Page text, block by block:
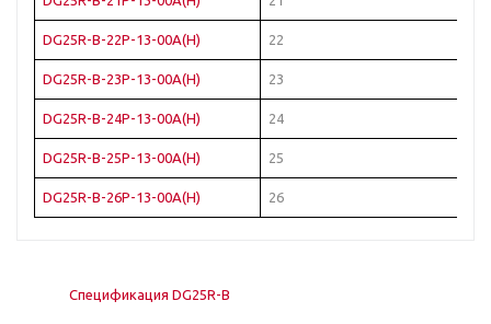
DG25R-B-22P-13-00A(H) 22
DG25R-B-23P-13-00A(H) 23
DG25R-B-24P-13-00A(H) 24
DG25R-B-25P-13-00A(H) 25
DG25R-B-26P-13-00A(H) 26
Спецификация DG25R-B